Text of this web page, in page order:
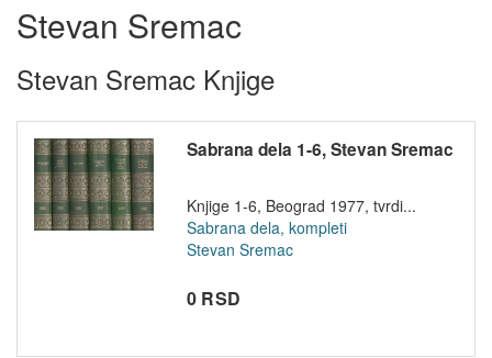
Stevan Sremac
Stevan Sremac Knjige
Sabrana dela 1-6, Stevan Sremac
Knjige 1-6, Beograd 1977, tvrdi...
Sabrana dela, kompleti
Stevan Sremac
0 RSD